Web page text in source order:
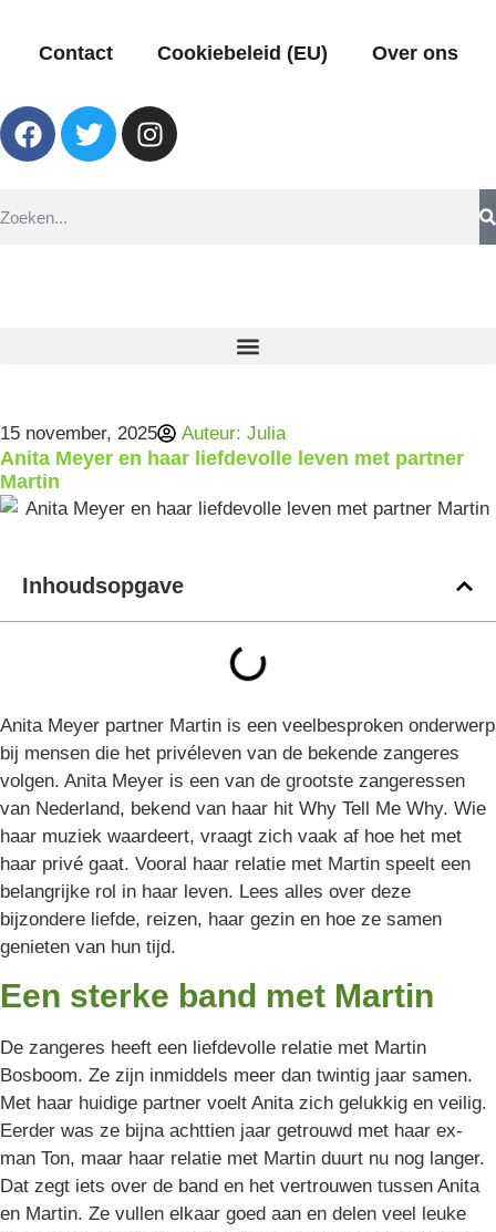
Contact Cookiebeleid (EU) Over ons
15 november, 2025 Auteur: Julia
Anita Meyer en haar liefdevolle leven met partner
Martin
Inhoudsopgave
Anita Meyer partner Martin is een veelbesproken onderwerp
bij mensen die het privéleven van de bekende zangeres
volgen. Anita Meyer is een van de grootste zangeressen
van Nederland, bekend van haar hit Why Tell Me Why. Wie
haar muziek waardeert, vraagt zich vaak af hoe het met
haar privé gaat. Vooral haar relatie met Martin speelt een
belangrijke rol in haar leven. Lees alles over deze
bijzondere liefde, reizen, haar gezin en hoe ze samen
genieten van hun tijd.
Een sterke band met Martin
De zangeres heeft een liefdevolle relatie met Martin
Bosboom. Ze zijn inmiddels meer dan twintig jaar samen.
Met haar huidige partner voelt Anita zich gelukkig en veilig.
Eerder was ze bijna achttien jaar getrouwd met haar ex-
man Ton, maar haar relatie met Martin duurt nu nog langer.
Dat zegt iets over de band en het vertrouwen tussen Anita
en Martin. Ze vullen elkaar goed aan en delen veel leuke